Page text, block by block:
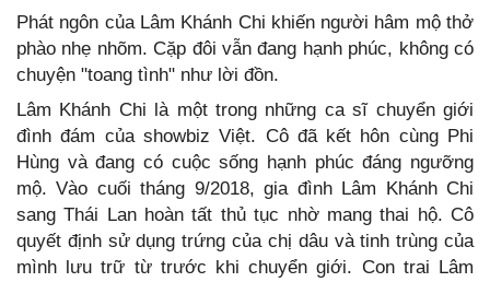
Phát ngôn của Lâm Khánh Chi khiến người hâm mộ thở
phào nhẹ nhõm. Cặp đôi vẫn đang hạnh phúc, không có
chuyện "toang tình" như lời đồn.
Lâm Khánh Chi là một trong những ca sĩ chuyển giới
đình đám của showbiz Việt. Cô đã kết hôn cùng Phi
Hùng và đang có cuộc sống hạnh phúc đáng ngưỡng
mộ. Vào cuối tháng 9/2018, gia đình Lâm Khánh Chi
sang Thái Lan hoàn tất thủ tục nhờ mang thai hộ. Cô
quyết định sử dụng trứng của chị dâu và tinh trùng của
mình lưu trữ từ trước khi chuyển giới. Con trai Lâm